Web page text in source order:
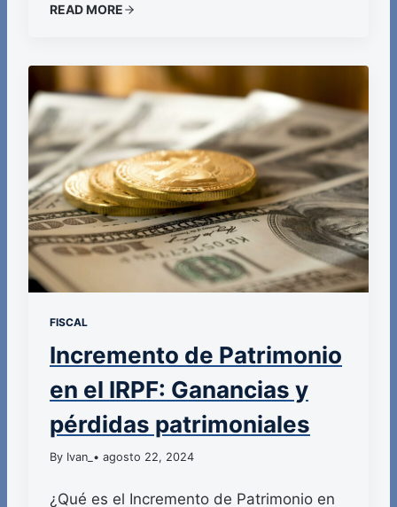
READ MORE
FISCAL
Incremento de Patrimonio
en el IRPF: Ganancias y
pérdidas patrimoniales
By Ivan_ • agosto 22, 2024
¿Qué es el Incremento de Patrimonio en